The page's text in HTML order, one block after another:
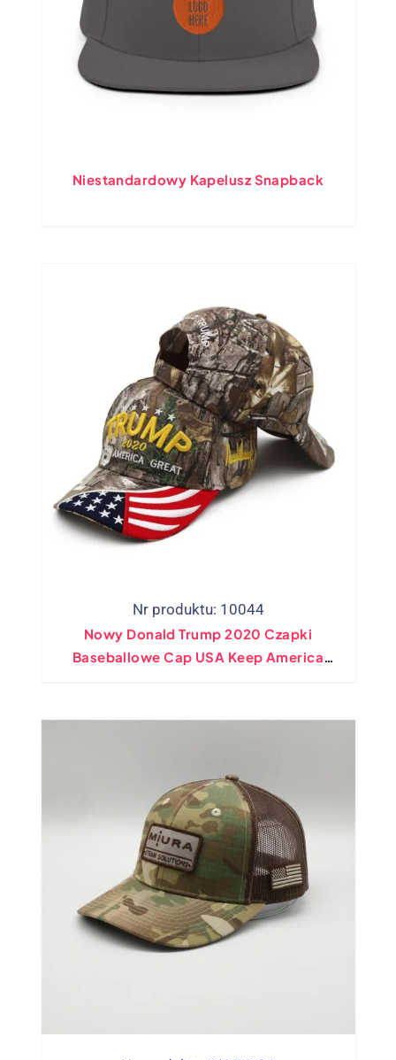
Niestandardowy Kapelusz Snapback
Nr produktu: 10044
Nowy Donald Trump 2020 Czapki
Baseballowe Cap USA Keep America